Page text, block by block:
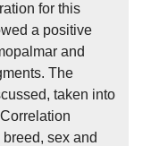
for this
a positive
and
The
taken into
sex and